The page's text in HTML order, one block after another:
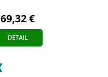
69,32 €
DETAIL